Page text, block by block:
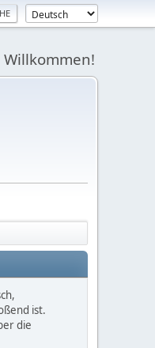
Willkommen!
ist.
die